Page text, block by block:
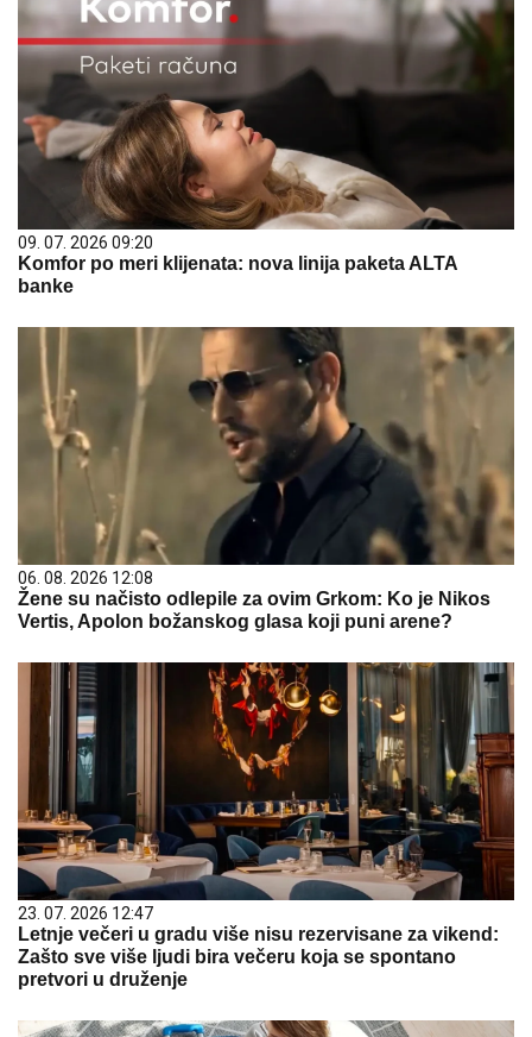
09. 07. 2026 09:20
Komfor po meri klijenata: nova linija paketa ALTA
banke
06. 08. 2026 12:08
Žene su načisto odlepile za ovim Grkom: Ko je Nikos
Vertis, Apolon božanskog glasa koji puni arene?
23. 07. 2026 12:47
Letnje večeri u gradu više nisu rezervisane za vikend:
Zašto sve više ljudi bira večeru koja se spontano
pretvori u druženje